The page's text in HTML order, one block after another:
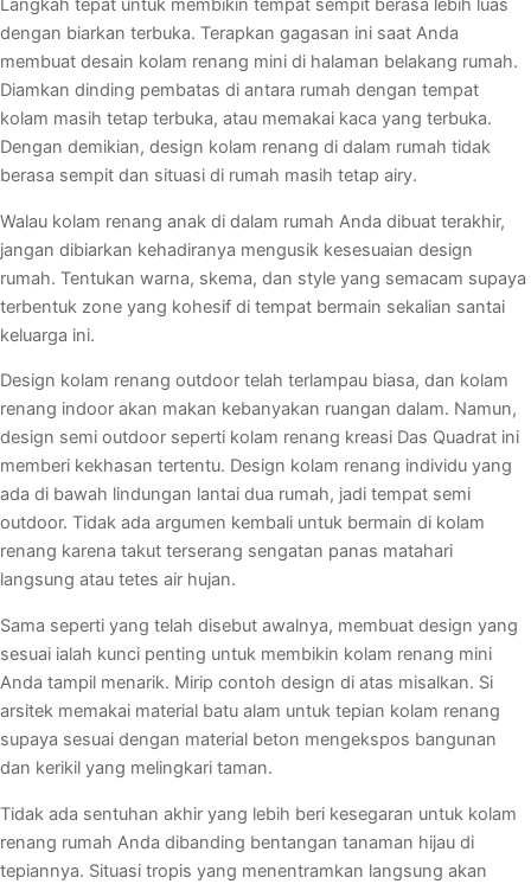
Langkah tepat untuk membikin tempat sempit berasa lebih luas
dengan biarkan terbuka. Terapkan gagasan ini saat Anda
membuat desain kolam renang mini di halaman belakang rumah.
Diamkan dinding pembatas di antara rumah dengan tempat
kolam masih tetap terbuka, atau memakai kaca yang terbuka.
Dengan demikian, design kolam renang di dalam rumah tidak
berasa sempit dan situasi di rumah masih tetap airy.
Walau kolam renang anak di dalam rumah Anda dibuat terakhir,
jangan dibiarkan kehadiranya mengusik kesesuaian design
rumah. Tentukan warna, skema, dan style yang semacam supaya
terbentuk zone yang kohesif di tempat bermain sekalian santai
keluarga ini.
Design kolam renang outdoor telah terlampau biasa, dan kolam
renang indoor akan makan kebanyakan ruangan dalam. Namun,
design semi outdoor seperti kolam renang kreasi Das Quadrat ini
memberi kekhasan tertentu. Design kolam renang individu yang
ada di bawah lindungan lantai dua rumah, jadi tempat semi
outdoor. Tidak ada argumen kembali untuk bermain di kolam
renang karena takut terserang sengatan panas matahari
langsung atau tetes air hujan.
Sama seperti yang telah disebut awalnya, membuat design yang
sesuai ialah kunci penting untuk membikin kolam renang mini
Anda tampil menarik. Mirip contoh design di atas misalkan. Si
arsitek memakai material batu alam untuk tepian kolam renang
supaya sesuai dengan material beton mengekspos bangunan
dan kerikil yang melingkari taman.
Tidak ada sentuhan akhir yang lebih beri kesegaran untuk kolam
renang rumah Anda dibanding bentangan tanaman hijau di
tepiannya. Situasi tropis yang menentramkan langsung akan